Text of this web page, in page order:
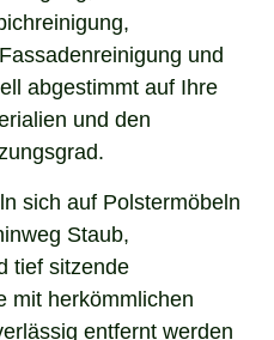
und
abgestimmt auf Ihre
und den
sich auf Polstermöbeln
Staub,
tief sitzende
mit herkömmlichen
entfernt werden